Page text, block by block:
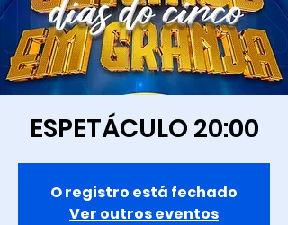
ESPETÁCULO 20:00
O registro está fechado
Ver outros eventos